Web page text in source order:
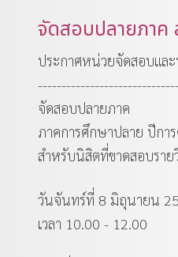
จัดสอบปลายภาค
ประกาศหน่วยจัดสอบแล
จัดสอบปลายภาค
ภาคการศึกษาปลาย ปีกา
สำหรับนิสิตที่ขาดสอบรา
วันจันทร์ที่ 8 มิถุนายน
เวลา 10.00 - 12.00